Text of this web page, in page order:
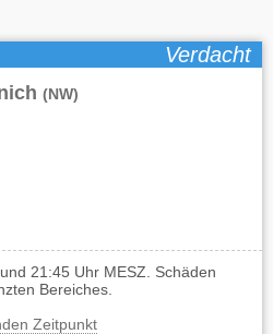
Verdacht
(NW)
21:45 Uhr MESZ. Schäden
Bereiches.
Zeitpunkt